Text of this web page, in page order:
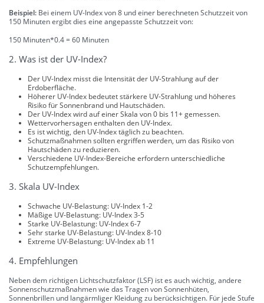
Beispiel: Bei einem UV-Index von 8 und einer berechneten Schutzzeit von
150 Minuten ergibt dies eine angepasste Schutzzeit von:
150 Minuten*0.4 = 60 Minuten
2. Was ist der UV-Index?
Der UV-Index misst die Intensität der UV-Strahlung auf der
Erdoberfläche.
Höherer UV-Index bedeutet stärkere UV-Strahlung und höheres
Risiko für Sonnenbrand und Hautschäden.
Der UV-Index wird auf einer Skala von 0 bis 11+ gemessen.
Wettervorhersagen enthalten den UV-Index.
Es ist wichtig, den UV-Index täglich zu beachten.
Schutzmaßnahmen sollten ergriffen werden, um das Risiko von
Hautschäden zu reduzieren.
Verschiedene UV-Index-Bereiche erfordern unterschiedliche
Schutzempfehlungen.
3. Skala UV-Index
Schwache UV-Belastung: UV-Index 1-2
Mäßige UV-Belastung: UV-Index 3-5
Starke UV-Belastung: UV-Index 6-7
Sehr starke UV-Belastung: UV-Index 8-10
Extreme UV-Belastung: UV-Index ab 11
4. Empfehlungen
Neben dem richtigen Lichtschutzfaktor (LSF) ist es auch wichtig, andere
Sonnenschutzmaßnahmen wie das Tragen von Sonnenhüten,
Sonnenbrillen und langärmliger Kleidung zu berücksichtigen. Für jede Stufe